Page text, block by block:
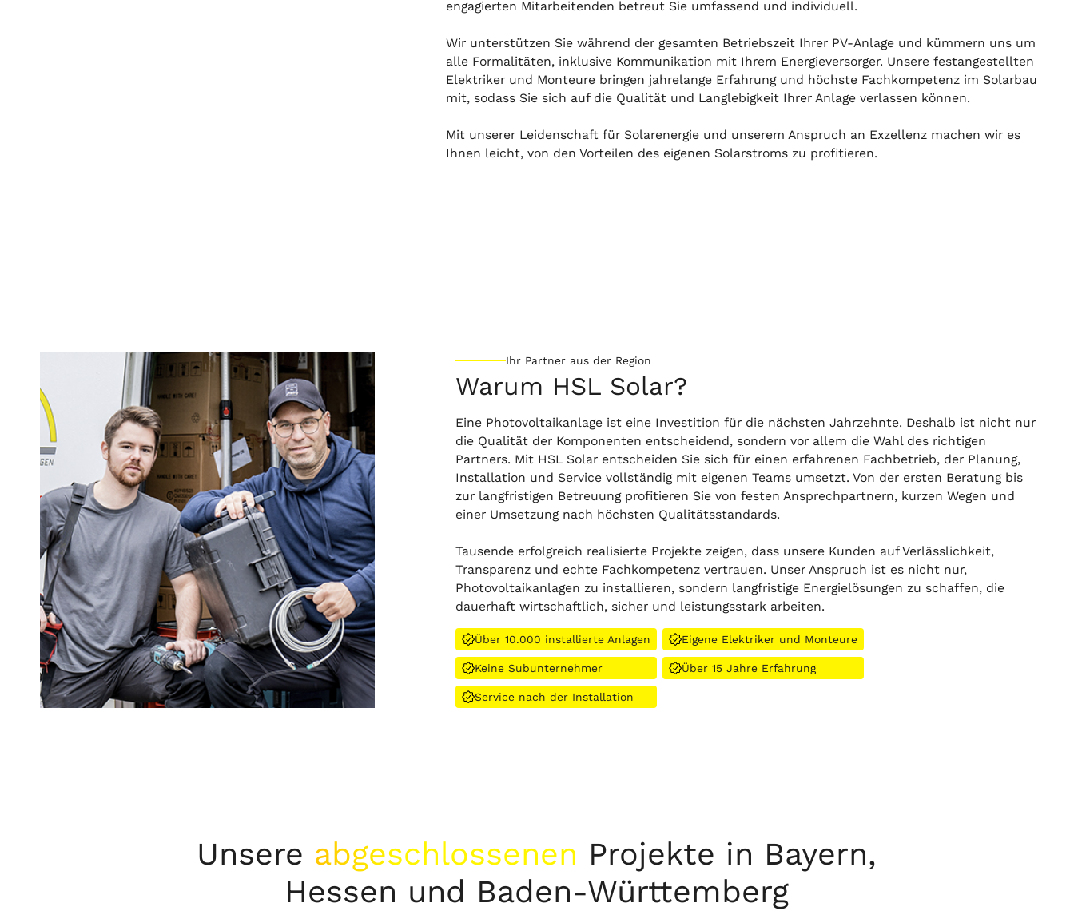
engagierten Mitarbeitenden betreut Sie umfassend und individuell.
Wir unterstützen Sie während der gesamten Betriebszeit Ihrer PV-Anlage und kümmern uns um
alle Formalitäten, inklusive Kommunikation mit Ihrem Energieversorger. Unsere festangestellten
Elektriker und Monteure bringen jahrelange Erfahrung und höchste Fachkompetenz im Solarbau
mit, sodass Sie sich auf die Qualität und Langlebigkeit Ihrer Anlage verlassen können.
Mit unserer Leidenschaft für Solarenergie und unserem Anspruch an Exzellenz machen wir es
Ihnen leicht, von den Vorteilen des eigenen Solarstroms zu profitieren.
Ihr Partner aus der Region
Warum HSL Solar?
Eine Photovoltaikanlage ist eine Investition für die nächsten Jahrzehnte. Deshalb ist nicht nur
die Qualität der Komponenten entscheidend, sondern vor allem die Wahl des richtigen
Partners. Mit HSL Solar entscheiden Sie sich für einen erfahrenen Fachbetrieb, der Planung,
Installation und Service vollständig mit eigenen Teams umsetzt. Von der ersten Beratung bis
zur langfristigen Betreuung profitieren Sie von festen Ansprechpartnern, kurzen Wegen und
einer Umsetzung nach höchsten Qualitätsstandards.
Tausende erfolgreich realisierte Projekte zeigen, dass unsere Kunden auf Verlässlichkeit,
Transparenz und echte Fachkompetenz vertrauen. Unser Anspruch ist es nicht nur,
Photovoltaikanlagen zu installieren, sondern langfristige Energielösungen zu schaffen, die
dauerhaft wirtschaftlich, sicher und leistungsstark arbeiten.
Über 10.000 installierte Anlagen Eigene Elektriker und Monteure
Keine Subunternehmer Über 15 Jahre Erfahrung
Service nach der Installation
Unsere abgeschlossenen Projekte in Bayern,
Hessen und Baden-Württemberg